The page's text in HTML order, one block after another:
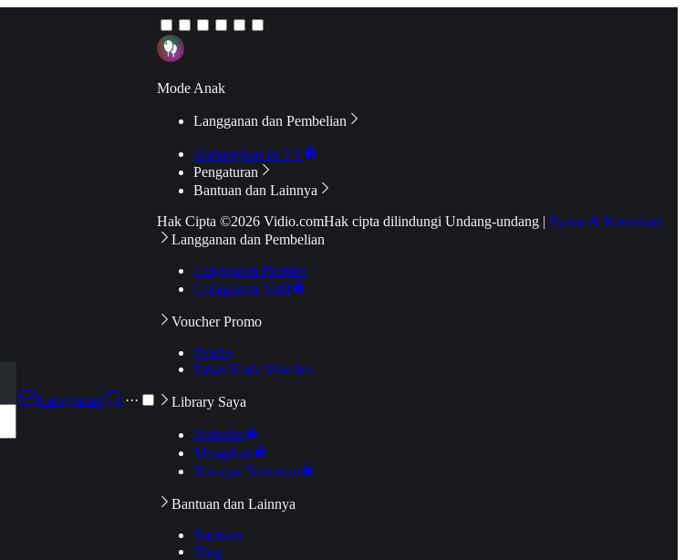
Langganan
···
Mode Anak
Langganan dan Pembelian
Hubungkan ke TV
Pengaturan
Bantuan dan Lainnya
Hak Cipta ©2026 Vidio.comHak cipta dilindungi Undang-undang | Syarat & Ketentuan
Langganan dan Pembelian
Langganan Premier
Langganan Aktif
Voucher Promo
Promo
Pakai Kode Voucher
Library Saya
Daftarku
Mengikuti
Riwayat Tontonan
Bantuan dan Lainnya
Bantuan
Blog